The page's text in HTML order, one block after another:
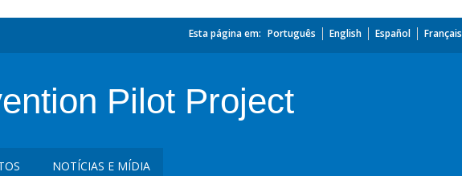
Esta página em: Português English Español Français
Pilot Project
NOTÍCIAS E MÍDIA